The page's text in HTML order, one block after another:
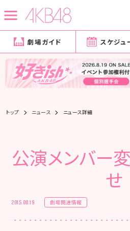
劇場ガイド スケジュ
トップ ニュース ニュース詳細
公演メンバー
せ
2015.08.19 劇場関連情報